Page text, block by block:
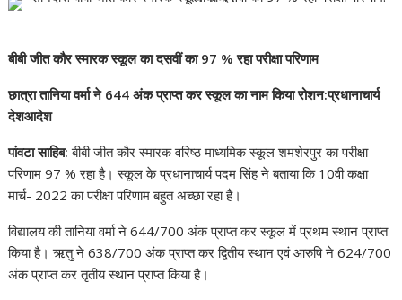
बीबी जीत कौर स्मारक स्कूल का दसवीं का 97 % रहा परीक्षा परिणाम
छात्रा तानिया वर्मा ने 644 अंक प्राप्त कर स्कूल का नाम किया रोशन:प्रधानाचार्य
देशआदेश
पांवटा साहिब: बीबी जीत कौर स्मारक वरिष्ठ माध्यमिक स्कूल शमशेरपुर का परीक्षा
परिणाम 97 % रहा है। स्कूल के प्रधानाचार्य पदम सिंह ने बताया कि 10वी कक्षा
मार्च- 2022 का परीक्षा परिणाम बहुत अच्छा रहा है।
विद्यालय की तानिया वर्मा ने 644/700 अंक प्राप्त कर स्कूल में प्रथम स्थान प्राप्त
किया है। ऋतु ने 638/700 अंक प्राप्त कर द्वितीय स्थान एवं आरुषि ने 624/700
अंक प्राप्त कर तृतीय स्थान प्राप्त किया है।